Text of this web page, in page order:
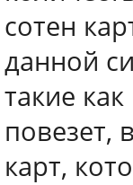
сотен
данной
такие
повезет,
карт,